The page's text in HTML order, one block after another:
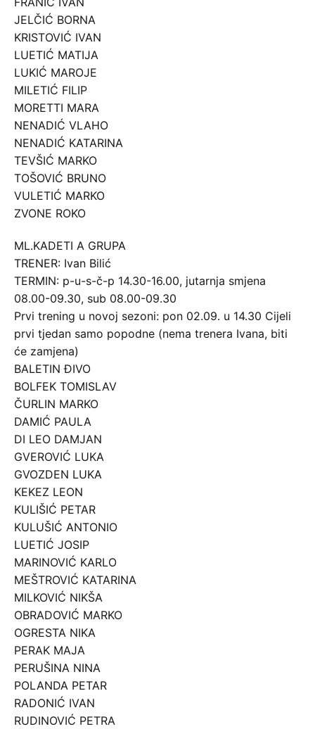
JELČIĆ BORNA
KRISTOVIĆ IVAN
LUETIĆ MATIJA
LUKIĆ MAROJE
MILETIĆ FILIP
MORETTI MARA
NENADIĆ VLAHO
NENADIĆ KATARINA
TEVŠIĆ MARKO
TOŠOVIĆ BRUNO
VULETIĆ MARKO
ZVONE ROKO
ML.KADETI A GRUPA
TRENER: Ivan Bilić
TERMIN: p-u-s-č-p 14.30-16.00, jutarnja smjena
08.00-09.30, sub 08.00-09.30
Prvi trening u novoj sezoni: pon 02.09. u 14.30 Cijeli
prvi tjedan samo popodne (nema trenera Ivana, biti
će zamjena)
BALETIN ĐIVO
BOLFEK TOMISLAV
ČURLIN MARKO
DAMIĆ PAULA
DI LEO DAMJAN
GVEROVIĆ LUKA
GVOZDEN LUKA
KEKEZ LEON
KULIŠIĆ PETAR
KULUŠIĆ ANTONIO
LUETIĆ JOSIP
MARINOVIĆ KARLO
MEŠTROVIĆ KATARINA
MILKOVIĆ NIKŠA
OBRADOVIĆ MARKO
OGRESTA NIKA
PERAK MAJA
PERUŠINA NINA
POLANDA PETAR
RADONIĆ IVAN
RUDINOVIĆ PETRA